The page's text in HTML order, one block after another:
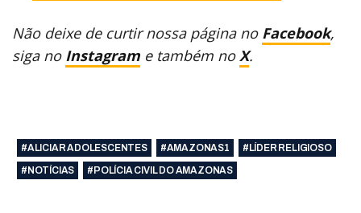
Não deixe de curtir nossa página no Facebook,
siga no Instagram e também noX.
#ALICIAR ADOLESCENTES #AMAZONAS1
#LÍDER RELIGIOSO
#NOTÍCIAS
#POLÍCIA CIVIL DO AMAZONAS